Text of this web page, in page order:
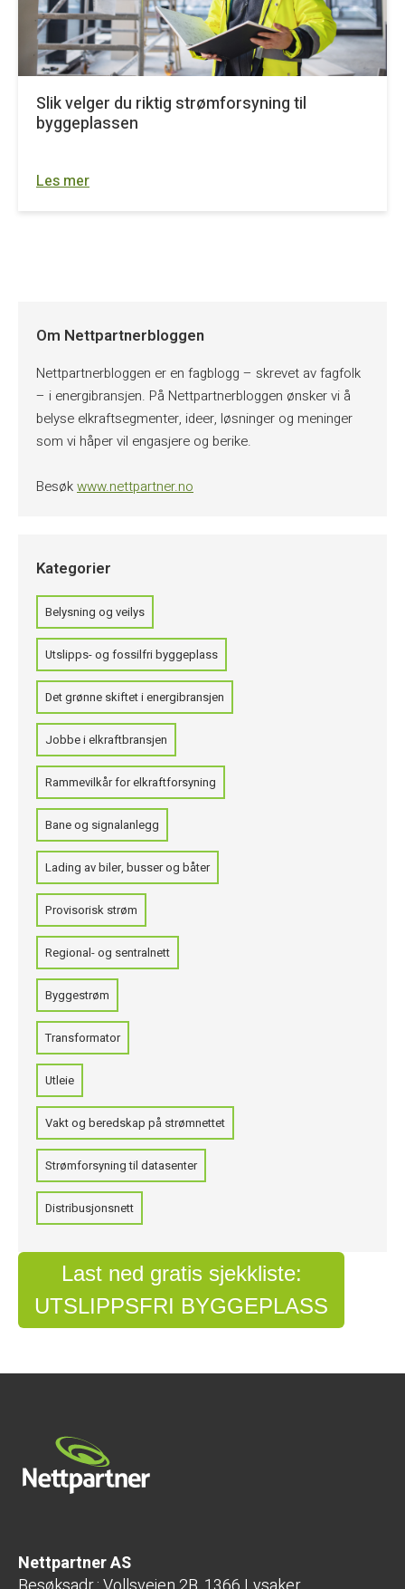
Slik velger du riktig strømforsyning til
byggeplassen
Les mer
Om Nettpartnerbloggen
Nettpartnerbloggen er en fagblogg – skrevet av fagfolk
– i energibransjen. På Nettpartnerbloggen ønsker vi å
belyse elkraftsegmenter, ideer, løsninger og meninger
som vi håper vil engasjere og berike.
Besøkwww.nettpartner.no
Kategorier
Belysning og veilys
Utslipps- og fossilfri byggeplass
Det grønne skiftet i energibransjen
Jobbe i elkraftbransjen
Rammevilkår for elkraftforsyning
Bane og signalanlegg
Lading av biler, busser og båter
Provisorisk strøm
Regional- og sentralnett
Byggestrøm
Transformator
Utleie
Vakt og beredskap på strømnettet
Strømforsyning til datasenter
Distribusjonsnett
Last ned gratis sjekkliste:
UTSLIPPSFRI BYGGEPLASS
Nettpartner AS